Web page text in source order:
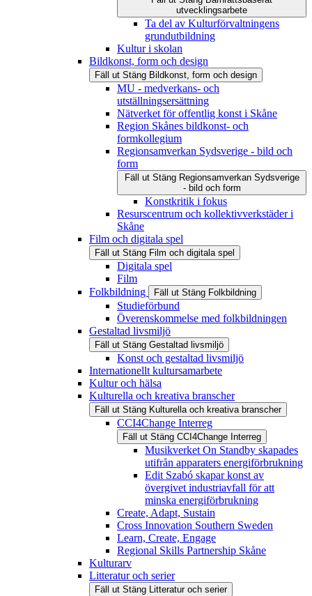
utvecklingsarbete
Ta del av Kulturförvaltningens
grundutbildning
Kultur i skolan
Bildkonst, form och design
Fäll ut Stäng Bildkonst, form och design
MU - medverkans- och
utställningsersättning
Nätverket för offentlig konst i Skåne
Region Skånes bildkonst- och
formkollegium
Regionsamverkan Sydsverige - bild och
form
Fäll ut Stäng Regionsamverkan Sydsverige
- bild och form
Konstkritik i fokus
Resurscentrum och kollektivverkstäder i
Skåne
Film och digitala spel
Fäll ut Stäng Film och digitala spel
Digitala spel
Film
Folkbildning
Fäll ut Stäng Folkbildning
Studieförbund
Överenskommelse med folkbildningen
Gestaltad livsmiljö
Fäll ut Stäng Gestaltad livsmiljö
Konst och gestaltad livsmiljö
Internationellt kultursamarbete
Kultur och hälsa
Kulturella och kreativa branscher
Fäll ut Stäng Kulturella och kreativa branscher
CCI4Change Interreg
Fäll ut Stäng CCI4Change Interreg
Musikverket On Standby skapades
utifrån apparaters energiförbrukning
Edit Szabó skapar konst av
övergivet industriavfall för att
minska energiförbrukning
Create, Adapt, Sustain
Cross Innovation Southern Sweden
Learn, Create, Engage
Regional Skills Partnership Skåne
Kulturarv
Litteratur och serier
Fäll ut Stäng Litteratur och serier